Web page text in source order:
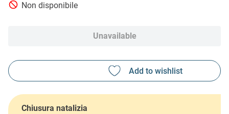
Non disponibile
Unavailable
Chiusura natalizia